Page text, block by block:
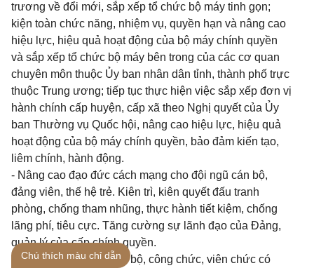
trương về đổi mới, sắp xếp tổ chức bộ máy tinh gọn;
kiện toàn chức năng, nhiệm vụ, quyền hạn và nâng cao
hiệu lực, hiệu quả hoạt động của bộ máy chính quyền
và sắp xếp tổ chức bộ máy bên trong của các cơ quan
chuyên môn thuộc Ủy ban nhân dân tỉnh, thành phố trực
thuộc Trung ương; tiếp tục thực hiện việc sắp xếp đơn vị
hành chính cấp huyện, cấp xã theo Nghị quyết của Ủy
ban Thường vụ Quốc hội, nâng cao hiệu lực, hiệu quả
hoạt động của bộ máy chính quyền, bảo đảm kiến tạo,
liêm chính, hành động.
- Nâng cao đạo đức cách mạng cho đội ngũ cán bộ,
đảng viên, thế hệ trẻ. Kiên trì, kiên quyết đấu tranh
phòng, chống tham nhũng, thực hành tiết kiệm, chống
lãng phí, tiêu cực. Tăng cường sự lãnh đạo của Đảng,
quản lý của cấp chính quyền.
- Xây dựng đội ngũ cán bộ, công chức, viên chức có
Chú thích màu chỉ dẫn